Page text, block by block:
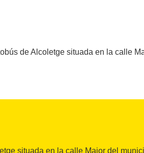
de Alcoletge situada en la calle
situada en la calle Major del